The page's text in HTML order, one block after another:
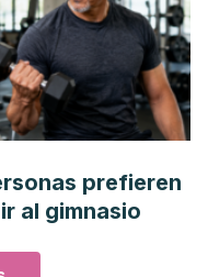
prefieren
al gimnasio